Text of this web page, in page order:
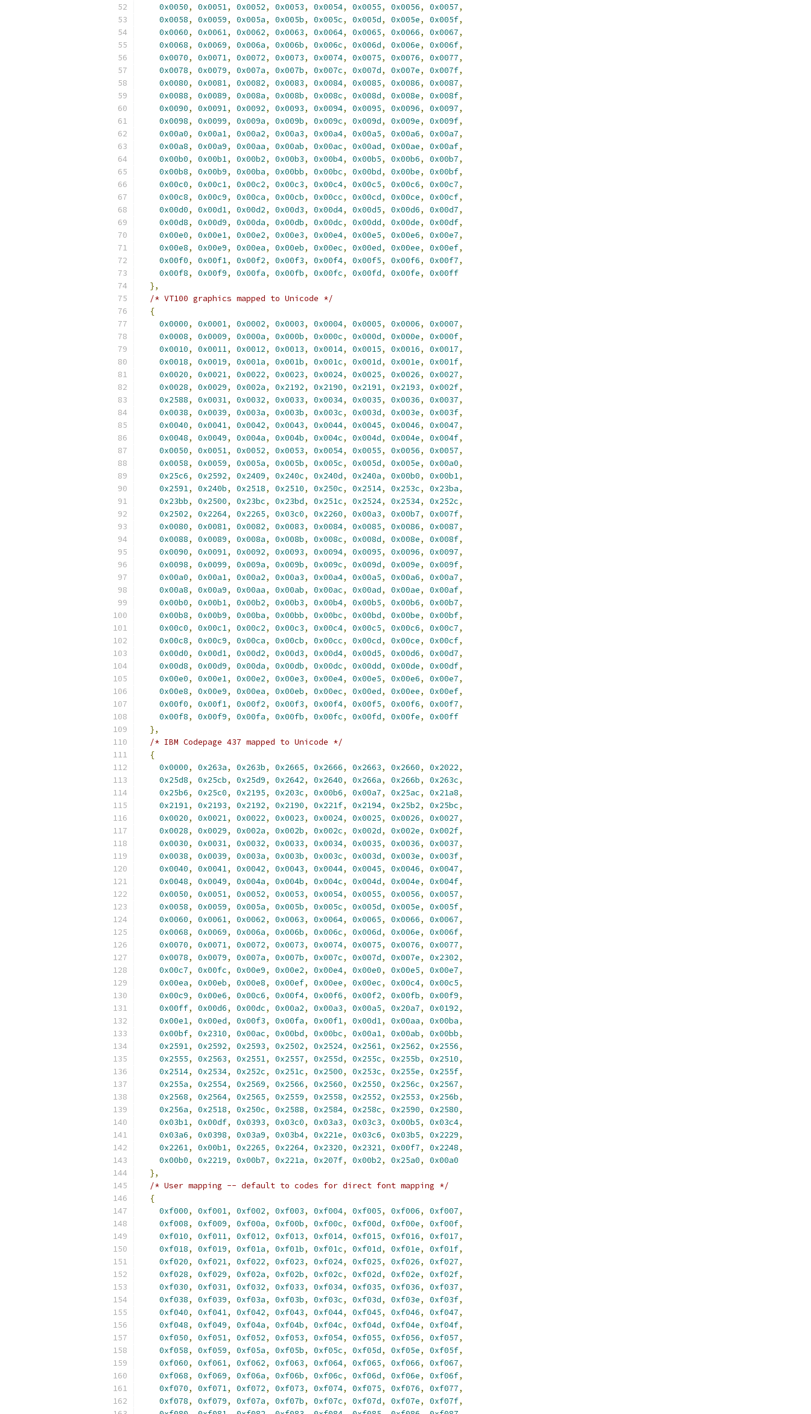
0x0050, 0x0051, 0x0052, 0x0053, 0x0054, 0x0055, 0x0056, 0x0057,
0x0058, 0x0059, 0x005a, 0x005b, 0x005c, 0x005d, 0x005e, 0x005f,
0x0060, 0x0061, 0x0062, 0x0063, 0x0064, 0x0065, 0x0066, 0x0067,
0x0068, 0x0069, 0x006a, 0x006b, 0x006c, 0x006d, 0x006e, 0x006f,
0x0070, 0x0071, 0x0072, 0x0073, 0x0074, 0x0075, 0x0076, 0x0077,
0x0078, 0x0079, 0x007a, 0x007b, 0x007c, 0x007d, 0x007e, 0x007f,
0x0080, 0x0081, 0x0082, 0x0083, 0x0084, 0x0085, 0x0086, 0x0087,
0x0088, 0x0089, 0x008a, 0x008b, 0x008c, 0x008d, 0x008e, 0x008f,
0x0090, 0x0091, 0x0092, 0x0093, 0x0094, 0x0095, 0x0096, 0x0097,
0x0098, 0x0099, 0x009a, 0x009b, 0x009c, 0x009d, 0x009e, 0x009f,
0x00a0, 0x00a1, 0x00a2, 0x00a3, 0x00a4, 0x00a5, 0x00a6, 0x00a7,
0x00a8, 0x00a9, 0x00aa, 0x00ab, 0x00ac, 0x00ad, 0x00ae, 0x00af,
0x00b0, 0x00b1, 0x00b2, 0x00b3, 0x00b4, 0x00b5, 0x00b6, 0x00b7,
0x00b8, 0x00b9, 0x00ba, 0x00bb, 0x00bc, 0x00bd, 0x00be, 0x00bf,
0x00c0, 0x00c1, 0x00c2, 0x00c3, 0x00c4, 0x00c5, 0x00c6, 0x00c7,
0x00c8, 0x00c9, 0x00ca, 0x00cb, 0x00cc, 0x00cd, 0x00ce, 0x00cf,
0x00d0, 0x00d1, 0x00d2, 0x00d3, 0x00d4, 0x00d5, 0x00d6, 0x00d7,
0x00d8, 0x00d9, 0x00da, 0x00db, 0x00dc, 0x00dd, 0x00de, 0x00df,
0x00e0, 0x00e1, 0x00e2, 0x00e3, 0x00e4, 0x00e5, 0x00e6, 0x00e7,
0x00e8, 0x00e9, 0x00ea, 0x00eb, 0x00ec, 0x00ed, 0x00ee, 0x00ef,
0x00f0, 0x00f1, 0x00f2, 0x00f3, 0x00f4, 0x00f5, 0x00f6, 0x00f7,
0x00f8, 0x00f9, 0x00fa, 0x00fb, 0x00fc, 0x00fd, 0x00fe,
0x00ff
},
/* VT100 graphics mapped to Unicode */
{
0x0000, 0x0001, 0x0002, 0x0003, 0x0004, 0x0005, 0x0006, 0x0007,
0x0008, 0x0009, 0x000a, 0x000b, 0x000c, 0x000d, 0x000e, 0x000f,
0x0010, 0x0011, 0x0012, 0x0013, 0x0014, 0x0015, 0x0016, 0x0017,
0x0018, 0x0019, 0x001a, 0x001b, 0x001c, 0x001d, 0x001e, 0x001f,
0x0020, 0x0021, 0x0022, 0x0023, 0x0024, 0x0025, 0x0026, 0x0027,
0x0028, 0x0029, 0x002a, 0x2192, 0x2190, 0x2191, 0x2193, 0x002f,
0x2588, 0x0031, 0x0032, 0x0033, 0x0034, 0x0035, 0x0036, 0x0037,
0x0038, 0x0039, 0x003a, 0x003b, 0x003c, 0x003d, 0x003e, 0x003f,
0x0040, 0x0041, 0x0042, 0x0043, 0x0044, 0x0045, 0x0046, 0x0047,
0x0048, 0x0049, 0x004a, 0x004b, 0x004c, 0x004d, 0x004e, 0x004f,
0x0050, 0x0051, 0x0052, 0x0053, 0x0054, 0x0055, 0x0056, 0x0057,
0x0058, 0x0059, 0x005a, 0x005b, 0x005c, 0x005d, 0x005e, 0x00a0,
0x25c6, 0x2592, 0x2409, 0x240c, 0x240d, 0x240a, 0x00b0, 0x00b1,
0x2591, 0x240b, 0x2518, 0x2510, 0x250c, 0x2514, 0x253c, 0x23ba,
0x23bb, 0x2500, 0x23bc, 0x23bd, 0x251c, 0x2524, 0x2534, 0x252c,
0x2502, 0x2264, 0x2265, 0x03c0, 0x2260, 0x00a3, 0x00b7, 0x007f,
0x0080, 0x0081, 0x0082, 0x0083, 0x0084, 0x0085, 0x0086, 0x0087,
0x0088, 0x0089, 0x008a, 0x008b, 0x008c, 0x008d, 0x008e, 0x008f,
0x0090, 0x0091, 0x0092, 0x0093, 0x0094, 0x0095, 0x0096, 0x0097,
0x0098, 0x0099, 0x009a, 0x009b, 0x009c, 0x009d, 0x009e, 0x009f,
0x00a0, 0x00a1, 0x00a2, 0x00a3, 0x00a4, 0x00a5, 0x00a6, 0x00a7,
0x00a8, 0x00a9, 0x00aa, 0x00ab, 0x00ac, 0x00ad, 0x00ae, 0x00af,
0x00b0, 0x00b1, 0x00b2, 0x00b3, 0x00b4, 0x00b5, 0x00b6, 0x00b7,
0x00b8, 0x00b9, 0x00ba, 0x00bb, 0x00bc, 0x00bd, 0x00be, 0x00bf,
0x00c0, 0x00c1, 0x00c2, 0x00c3, 0x00c4, 0x00c5, 0x00c6, 0x00c7,
0x00c8, 0x00c9, 0x00ca, 0x00cb, 0x00cc, 0x00cd, 0x00ce, 0x00cf,
0x00d0, 0x00d1, 0x00d2, 0x00d3, 0x00d4, 0x00d5, 0x00d6, 0x00d7,
0x00d8, 0x00d9, 0x00da, 0x00db, 0x00dc, 0x00dd, 0x00de, 0x00df,
0x00e0, 0x00e1, 0x00e2, 0x00e3, 0x00e4, 0x00e5, 0x00e6, 0x00e7,
0x00e8, 0x00e9, 0x00ea, 0x00eb, 0x00ec, 0x00ed, 0x00ee, 0x00ef,
0x00f0, 0x00f1, 0x00f2, 0x00f3, 0x00f4, 0x00f5, 0x00f6, 0x00f7,
0x00f8, 0x00f9, 0x00fa, 0x00fb, 0x00fc, 0x00fd, 0x00fe,
0x00ff
},
/* IBM Codepage 437 mapped to Unicode */
{
0x0000, 0x263a, 0x263b, 0x2665, 0x2666, 0x2663, 0x2660, 0x2022,
0x25d8, 0x25cb, 0x25d9, 0x2642, 0x2640, 0x266a, 0x266b, 0x263c,
0x25b6, 0x25c0, 0x2195, 0x203c, 0x00b6, 0x00a7, 0x25ac, 0x21a8,
0x2191, 0x2193, 0x2192, 0x2190, 0x221f, 0x2194, 0x25b2, 0x25bc,
0x0020, 0x0021, 0x0022, 0x0023, 0x0024, 0x0025, 0x0026, 0x0027,
0x0028, 0x0029, 0x002a, 0x002b, 0x002c, 0x002d, 0x002e, 0x002f,
0x0030, 0x0031, 0x0032, 0x0033, 0x0034, 0x0035, 0x0036, 0x0037,
0x0038, 0x0039, 0x003a, 0x003b, 0x003c, 0x003d, 0x003e, 0x003f,
0x0040, 0x0041, 0x0042, 0x0043, 0x0044, 0x0045, 0x0046, 0x0047,
0x0048, 0x0049, 0x004a, 0x004b, 0x004c, 0x004d, 0x004e, 0x004f,
0x0050, 0x0051, 0x0052, 0x0053, 0x0054, 0x0055, 0x0056, 0x0057,
0x0058, 0x0059, 0x005a, 0x005b, 0x005c, 0x005d, 0x005e, 0x005f,
0x0060, 0x0061, 0x0062, 0x0063, 0x0064, 0x0065, 0x0066, 0x0067,
0x0068, 0x0069, 0x006a, 0x006b, 0x006c, 0x006d, 0x006e, 0x006f,
0x0070, 0x0071, 0x0072, 0x0073, 0x0074, 0x0075, 0x0076, 0x0077,
0x0078, 0x0079, 0x007a, 0x007b, 0x007c, 0x007d, 0x007e, 0x2302,
0x00c7, 0x00fc, 0x00e9, 0x00e2, 0x00e4, 0x00e0, 0x00e5, 0x00e7,
0x00ea, 0x00eb, 0x00e8, 0x00ef, 0x00ee, 0x00ec, 0x00c4, 0x00c5,
0x00c9, 0x00e6, 0x00c6, 0x00f4, 0x00f6, 0x00f2, 0x00fb, 0x00f9,
0x00ff, 0x00d6, 0x00dc, 0x00a2, 0x00a3, 0x00a5, 0x20a7, 0x0192,
0x00e1, 0x00ed, 0x00f3, 0x00fa, 0x00f1, 0x00d1, 0x00aa, 0x00ba,
0x00bf, 0x2310, 0x00ac, 0x00bd, 0x00bc, 0x00a1, 0x00ab, 0x00bb,
0x2591, 0x2592, 0x2593, 0x2502, 0x2524, 0x2561, 0x2562, 0x2556,
0x2555, 0x2563, 0x2551, 0x2557, 0x255d, 0x255c, 0x255b, 0x2510,
0x2514, 0x2534, 0x252c, 0x251c, 0x2500, 0x253c, 0x255e, 0x255f,
0x255a, 0x2554, 0x2569, 0x2566, 0x2560, 0x2550, 0x256c, 0x2567,
0x2568, 0x2564, 0x2565, 0x2559, 0x2558, 0x2552, 0x2553, 0x256b,
0x256a, 0x2518, 0x250c, 0x2588, 0x2584, 0x258c, 0x2590, 0x2580,
0x03b1, 0x00df, 0x0393, 0x03c0, 0x03a3, 0x03c3, 0x00b5, 0x03c4,
0x03a6, 0x0398, 0x03a9, 0x03b4, 0x221e, 0x03c6, 0x03b5, 0x2229,
0x2261, 0x00b1, 0x2265, 0x2264, 0x2320, 0x2321, 0x00f7, 0x2248,
0x00b0, 0x2219, 0x00b7, 0x221a, 0x207f, 0x00b2, 0x25a0,
0x00a0
},
/* User mapping -- default to codes for direct font mapping */
{
0xf000, 0xf001, 0xf002, 0xf003, 0xf004, 0xf005, 0xf006, 0xf007,
0xf008, 0xf009, 0xf00a, 0xf00b, 0xf00c, 0xf00d, 0xf00e, 0xf00f,
0xf010, 0xf011, 0xf012, 0xf013, 0xf014, 0xf015, 0xf016, 0xf017,
0xf018, 0xf019, 0xf01a, 0xf01b, 0xf01c, 0xf01d, 0xf01e, 0xf01f,
0xf020, 0xf021, 0xf022, 0xf023, 0xf024, 0xf025, 0xf026, 0xf027,
0xf028, 0xf029, 0xf02a, 0xf02b, 0xf02c, 0xf02d, 0xf02e, 0xf02f,
0xf030, 0xf031, 0xf032, 0xf033, 0xf034, 0xf035, 0xf036, 0xf037,
0xf038, 0xf039, 0xf03a, 0xf03b, 0xf03c, 0xf03d, 0xf03e, 0xf03f,
0xf040, 0xf041, 0xf042, 0xf043, 0xf044, 0xf045, 0xf046, 0xf047,
0xf048, 0xf049, 0xf04a, 0xf04b, 0xf04c, 0xf04d, 0xf04e, 0xf04f,
0xf050, 0xf051, 0xf052, 0xf053, 0xf054, 0xf055, 0xf056, 0xf057,
0xf058, 0xf059, 0xf05a, 0xf05b, 0xf05c, 0xf05d, 0xf05e, 0xf05f,
0xf060, 0xf061, 0xf062, 0xf063, 0xf064, 0xf065, 0xf066, 0xf067,
0xf068, 0xf069, 0xf06a, 0xf06b, 0xf06c, 0xf06d, 0xf06e, 0xf06f,
0xf070, 0xf071, 0xf072, 0xf073, 0xf074, 0xf075, 0xf076, 0xf077,
0xf078, 0xf079, 0xf07a, 0xf07b, 0xf07c, 0xf07d, 0xf07e, 0xf07f,